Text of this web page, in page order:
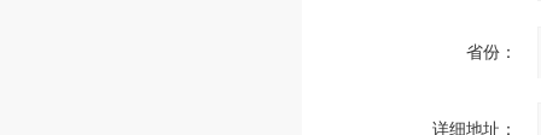
省份：
详细地址：